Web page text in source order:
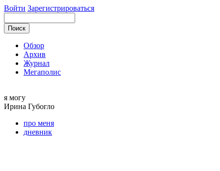
Войти Зарегистрироваться
Обзор
Архив
Журнал
Мегаполис
я могу
Ирина Губогло
про меня
дневник